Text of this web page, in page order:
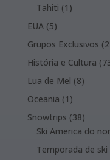
Tahiti 1 1
EUA 55
products
Grupos Exclusivos 2
História e Cultura
Lua de Mel 88
Oceania 1 1
product
Snowtrips 3838
Ski America do
Temporada de